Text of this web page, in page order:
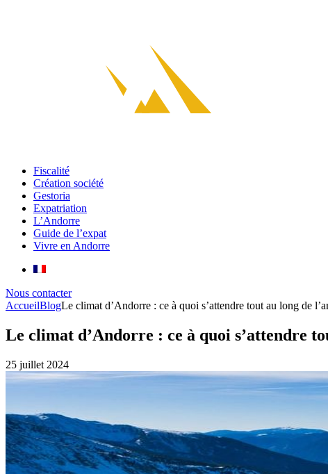
Fiscalité
Création société
Gestoria
Expatriation
L’Andorre
Guide de l’expat
Vivre en Andorre
Nous contacter
AccueilBlogLe climat d’Andorre : ce à quoi s’attendre tout au long de
Le climat d’Andorre : ce à quoi s’attendre
25 juillet 2024